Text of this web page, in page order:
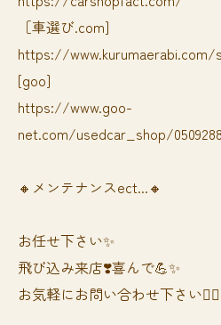
［車選び.com]
https://
[goo]
https://www.goo-
net.com/usedcar_shop/
🔸メンテナンスect...🔸
お任せ下さい✨
飛び込み来店❣️喜んで💪✨
お気軽にお問い合わせ下さい🙆‍♀️